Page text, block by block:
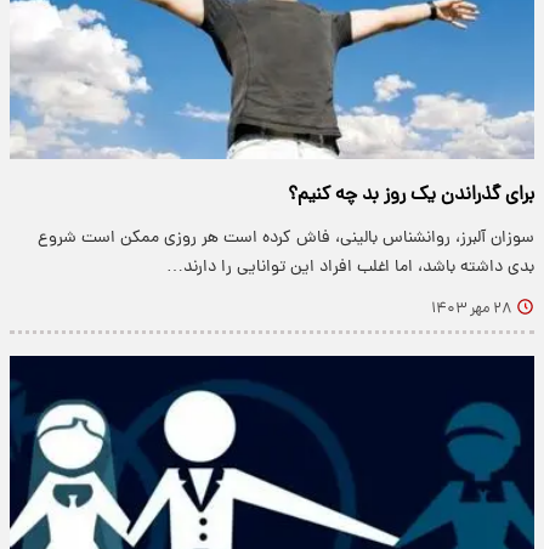
برای گذراندن یک روز بد چه کنیم؟
سوزان آلبرز، روانشناس بالینی، فاش کرده است هر روزی ممکن است شروع
بدی داشته باشد، اما اغلب افراد این توانایی را دارند…
۲۸ مهر ۱۴۰۳